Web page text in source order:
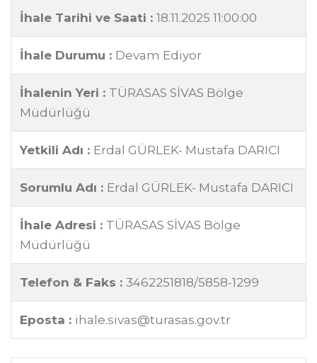
İhale Tarihi ve Saati : 18.11.2025 11:00:00
İhale Durumu : Devam Ediyor
İhalenin Yeri : TÜRASAS SİVAS Bölge
Müdürlüğü
Yetkili Adı : Erdal GÜRLEK- Mustafa DARICI
Sorumlu Adı : Erdal GÜRLEK- Mustafa DARICI
İhale Adresi : TÜRASAS SİVAS Bölge
Müdürlüğü
Telefon & Faks : 3462251818/5858-1299
Eposta : ihale.sivas@turasas.gov.tr